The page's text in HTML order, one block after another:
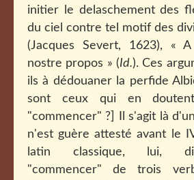
initier le delaschement des
du ciel contre tel motif des
(Jacques Severt, 1623), «
nostre propos » (Id.). Ces
ils à dédouaner la perfide
sont ceux qui en
"commencer" ?] Il s'agit là
n'est guère attesté avant le
latin classique, lui,
"commencer" de trois